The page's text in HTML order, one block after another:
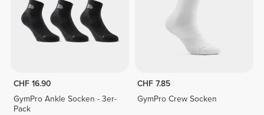
CHF 16.90
GymPro Ankle Socken - 3er-
Pack
CHF 7.85
GymPro Crew Socken